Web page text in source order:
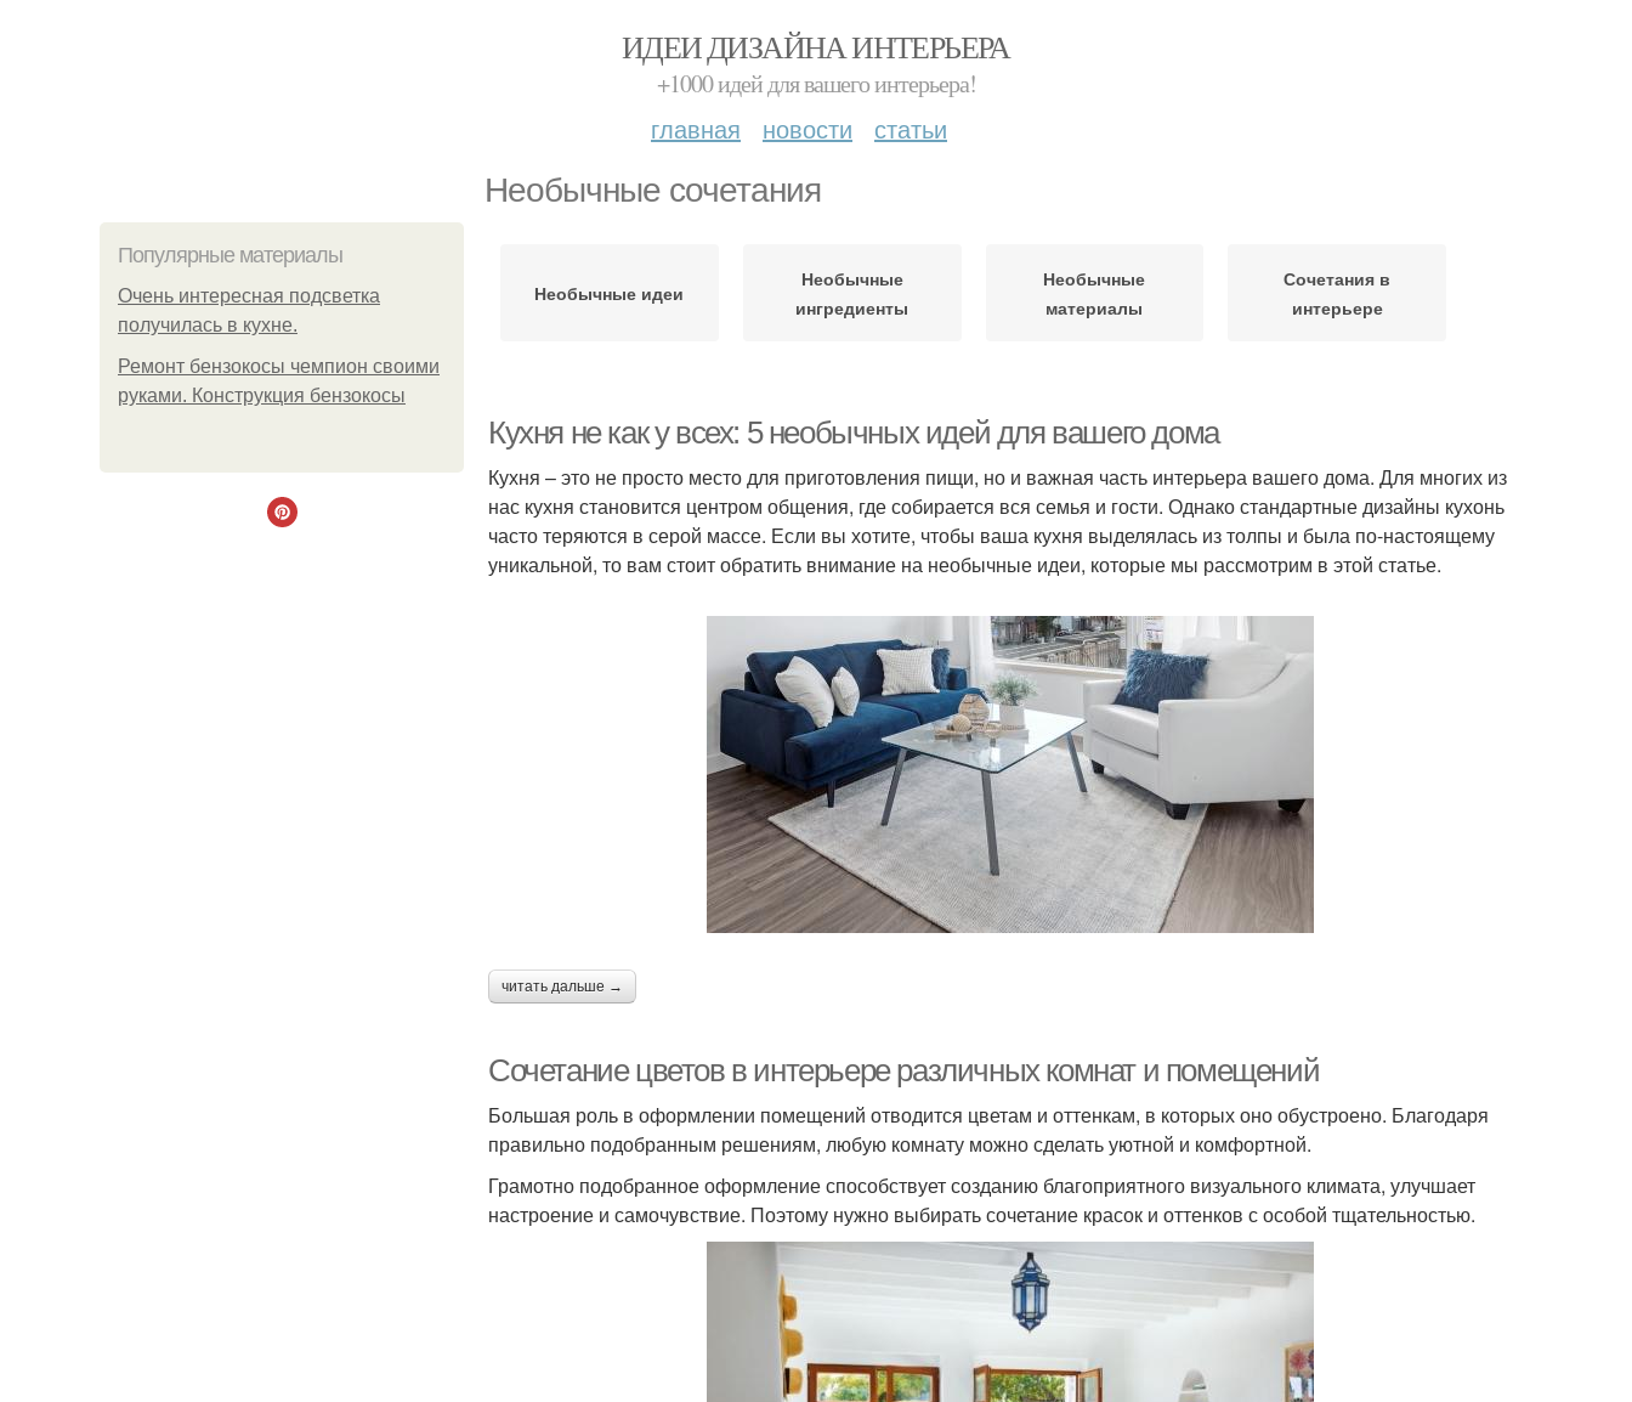
ИДЕИ ДИЗАЙНА ИНТЕРЬЕРА
+1000 идей для вашего интерьера!
главная новости статьи
Необычные сочетания
Популярные материалы
Очень интересная подсветка
получилась в кухне.
Ремонт бензокосы чемпион своими
руками. Конструкция бензокосы
Необычные идеи
Необычные
ингредиенты
Необычные
материалы
Сочетания в
интерьере
Кухня не как у всех: 5 необычных идей для вашего дома
Кухня – это не просто место для приготовления пищи, но и важная часть интерьера вашего дома. Для многих из
нас кухня становится центром общения, где собирается вся семья и гости. Однако стандартные дизайны кухонь
часто теряются в серой массе. Если вы хотите, чтобы ваша кухня выделялась из толпы и была по-настоящему
уникальной, то вам стоит обратить внимание на необычные идеи, которые мы рассмотрим в этой статье.
читать дальше →
Сочетание цветов в интерьере различных комнат и помещений
Большая роль в оформлении помещений отводится цветам и оттенкам, в которых оно обустроено. Благодаря
правильно подобранным решениям, любую комнату можно сделать уютной и комфортной.
Грамотно подобранное оформление способствует созданию благоприятного визуального климата, улучшает
настроение и самочувствие. Поэтому нужно выбирать сочетание красок и оттенков с особой тщательностью.